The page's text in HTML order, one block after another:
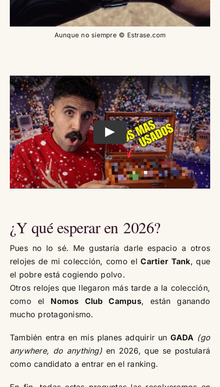
Aunque no siempre © Estrase.com
Play
¿Y qué esperar en 2026?
Pues no lo sé. Me gustaría darle espacio a otros
relojes de mi colección, como elCartier Tank, que
el pobre está cogiendo polvo.
Otros relojes que llegaron más tarde a la colección,
como el Nomos Club Campus, están ganando
mucho protagonismo.
También entra en mis planes adquirir unGADA (go
anywhere, do anything)en 2026, que se postulará
como candidato a entrar en el ranking.